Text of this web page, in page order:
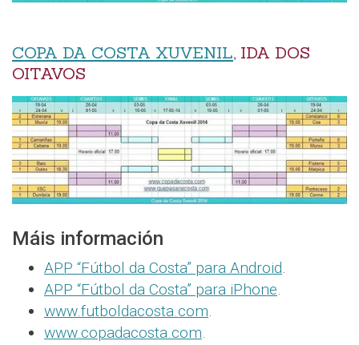
COPA DA COSTA XUVENIL, IDA DOS
OITAVOS
Máis información
APP “Fútbol da Costa” para Android.
APP “Fútbol da Costa” para iPhone.
www.futboldacosta.com.
www.copadacosta.com.